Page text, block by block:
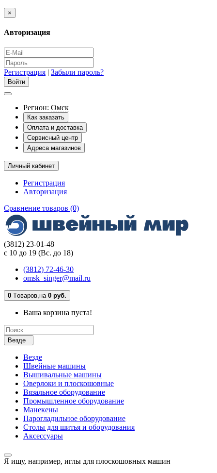
×
Авторизация
Регистрация | Забыли пароль?
Регион: Омск
Как заказать
Оплата и доставка
Сервисный центр
Адреса магазинов
Личный кабинет
Регистрация
Авторизация
Сравнение товаров (0)
(3812) 23-01-48
с 10 до 19 (Вс. до 18)
(3812) 72-46-30
omsk_singer@mail.ru
0 Tоваров,на 0 руб.
Ваша корзина пуста!
Везде
Везде
Швейные машины
Вышивальные машины
Оверлоки и плоскошовные
Вязальное оборудование
Промышленное оборудование
Манекены
Парогладильное оборудование
Столы для шитья и оборудования
Аксессуары
Я ищу, например, иглы для плоскошовных машин